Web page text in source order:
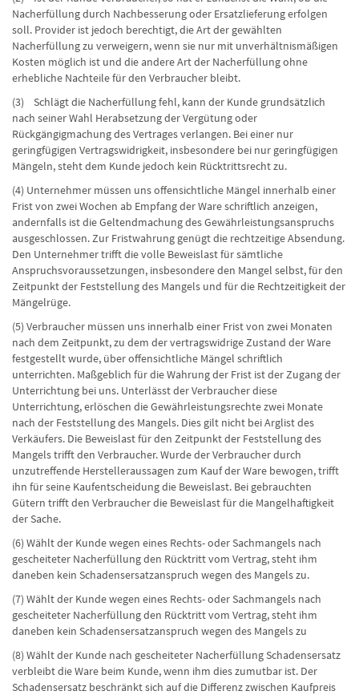
Nacherfüllung durch Nachbesserung oder Ersatzlieferung erfolgen
soll. Provider ist jedoch berechtigt, die Art der gewählten
Nacherfüllung zu verweigern, wenn sie nur mit unverhältnismäßigen
Kosten möglich ist und die andere Art der Nacherfüllung ohne
erhebliche Nachteile für den Verbraucher bleibt.
(3) Schlägt die Nacherfüllung fehl, kann der Kunde grundsätzlich
nach seiner Wahl Herabsetzung der Vergütung oder
Rückgängigmachung des Vertrages verlangen. Bei einer nur
geringfügigen Vertragswidrigkeit, insbesondere bei nur geringfügigen
Mängeln, steht dem Kunde jedoch kein Rücktrittsrecht zu.
(4) Unternehmer müssen uns offensichtliche Mängel innerhalb einer
Frist von zwei Wochen ab Empfang der Ware schriftlich anzeigen,
andernfalls ist die Geltendmachung des Gewährleistungsanspruchs
ausgeschlossen. Zur Fristwahrung genügt die rechtzeitige Absendung.
Den Unternehmer trifft die volle Beweislast für sämtliche
Anspruchsvoraussetzungen, insbesondere den Mangel selbst, für den
Zeitpunkt der Feststellung des Mangels und für die Rechtzeitigkeit der
Mängelrüge.
(5) Verbraucher müssen uns innerhalb einer Frist von zwei Monaten
nach dem Zeitpunkt, zu dem der vertragswidrige Zustand der Ware
festgestellt wurde, über offensichtliche Mängel schriftlich
unterrichten. Maßgeblich für die Wahrung der Frist ist der Zugang der
Unterrichtung bei uns. Unterlässt der Verbraucher diese
Unterrichtung, erlöschen die Gewährleistungsrechte zwei Monate
nach der Feststellung des Mangels. Dies gilt nicht bei Arglist des
Verkäufers. Die Beweislast für den Zeitpunkt der Feststellung des
Mangels trifft den Verbraucher. Wurde der Verbraucher durch
unzutreffende Herstelleraussagen zum Kauf der Ware bewogen, trifft
ihn für seine Kaufentscheidung die Beweislast. Bei gebrauchten
Gütern trifft den Verbraucher die Beweislast für die Mangelhaftigkeit
der Sache.
(6) Wählt der Kunde wegen eines Rechts- oder Sachmangels nach
gescheiteter Nacherfüllung den Rücktritt vom Vertrag, steht ihm
daneben kein Schadensersatzanspruch wegen des Mangels zu.
(7) Wählt der Kunde wegen eines Rechts- oder Sachmangels nach
gescheiteter Nacherfüllung den Rücktritt vom Vertrag, steht ihm
daneben kein Schadensersatzanspruch wegen des Mangels zu
(8) Wählt der Kunde nach gescheiteter Nacherfüllung Schadensersatz
verbleibt die Ware beim Kunde, wenn ihm dies zumutbar ist. Der
Schadensersatz beschränkt sich auf die Differenz zwischen Kaufpreis